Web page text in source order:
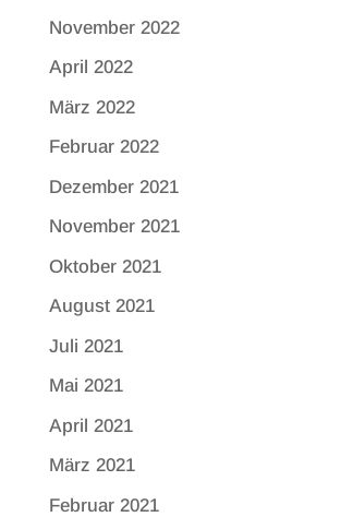
November 2022
April 2022
März 2022
Februar 2022
Dezember 2021
November 2021
Oktober 2021
August 2021
Juli 2021
Mai 2021
April 2021
März 2021
Februar 2021